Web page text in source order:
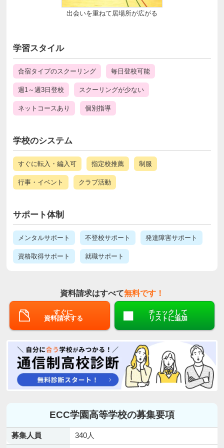
出会いを重ねて居場所が広がる
学習スタイル
合宿タイプのスクーリング 毎日登校可能
週1～週3日登校 スクーリングが少ない
ネットコースあり 個別指導
学校のシステム
すぐに転入・編入可 指定校推薦 制服
行事・イベント クラブ活動
サポート体制
メンタルサポート 不登校サポート 発達障害サポート
資格取得サポート 就職サポート
資料請求はすべて無料です！
すぐに
資料請求する
チェックして
リストに追加
ECC学園高等学校の募集要項
募集人員
340人